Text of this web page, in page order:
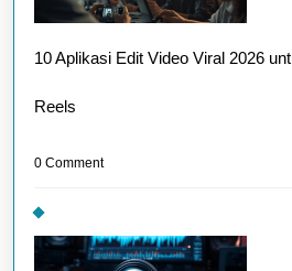
10 Aplikasi Edit Video Viral 2026
Reels
0 Comment